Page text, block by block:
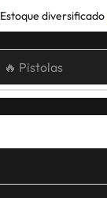
Estoque diversificado
🔥 Pistolas